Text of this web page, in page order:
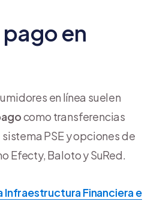
en
en línea suelen
como transferencias
PSE y opciones de
Efecty, Baloto y SuRed.
Infraestructura Financiera e